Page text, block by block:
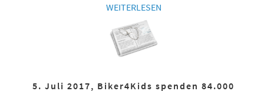
WEITERLESEN
5. Juli 2017, Biker4Kids spenden 84.000